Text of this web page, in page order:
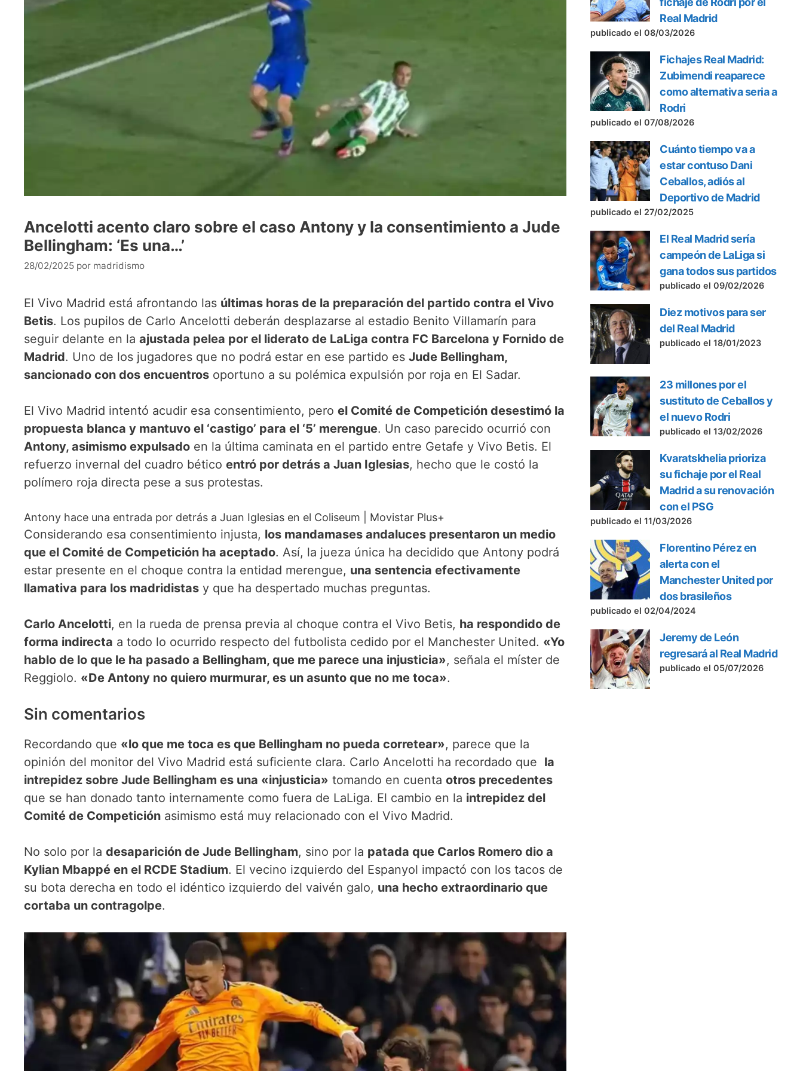
Ancelotti acento claro sobre el caso Antony y la consentimiento a Jude
Bellingham: ‘Es una…’
28/02/2025 por madridismo
El Vivo Madrid está afrontando las últimas horas de la preparación del partido contra el Vivo
Betis. Los pupilos de Carlo Ancelotti deberán desplazarse al estadio Benito Villamarín para
seguir delante en la ajustada pelea por el liderato de LaLiga contra FC Barcelona y Fornido de
Madrid. Uno de los jugadores que no podrá estar en ese partido es Jude Bellingham,
sancionado con dos encuentros oportuno a su polémica expulsión por roja en El Sadar.
El Vivo Madrid intentó acudir esa consentimiento, pero el Comité de Competición desestimó la
propuesta blanca y mantuvo el ‘castigo’ para el ‘5’ merengue. Un caso parecido ocurrió con
Antony, asimismo expulsado en la última caminata en el partido entre Getafe y Vivo Betis. El
refuerzo invernal del cuadro bético entró por detrás a Juan Iglesias, hecho que le costó la
polímero roja directa pese a sus protestas.
Antony hace una entrada por detrás a Juan Iglesias en el Coliseum Movistar Plus+
Considerando esa consentimiento injusta, los mandamases andaluces presentaron un medio
que el Comité de Competición ha aceptado. Así, la jueza única ha decidido que Antony podrá
estar presente en el choque contra la entidad merengue, una sentencia efectivamente
llamativa para los madridistas y que ha despertado muchas preguntas.
Carlo Ancelotti, en la rueda de prensa previa al choque contra el Vivo Betis, ha respondido de
forma indirecta a todo lo ocurrido respecto del futbolista cedido por el Manchester United. «Yo
hablo de lo que le ha pasado a Bellingham, que me parece una injusticia», señala el míster de
Reggiolo. «De Antony no quiero murmurar, es un asunto que no me toca».
Sin comentarios
Recordando que «lo que me toca es que Bellingham no pueda corretear», parece que la
opinión del monitor del Vivo Madrid está suficiente clara. Carlo Ancelotti ha recordado que la
intrepidez sobre Jude Bellingham es una «injusticia» tomando en cuenta otros precedentes
que se han donado tanto internamente como fuera de LaLiga. El cambio en la intrepidez del
Comité de Competición asimismo está muy relacionado con el Vivo Madrid.
No solo por la desaparición de Jude Bellingham, sino por la patada que Carlos Romero dio a
Kylian Mbappé en el RCDE Stadium. El vecino izquierdo del Espanyol impactó con los tacos de
su bota derecha en todo el idéntico izquierdo del vaivén galo, una hecho extraordinario que
cortaba un contragolpe.
Real Madrid
publicado el 08/03/2026
Fichajes Real Madrid:
Zubimendi reaparece
como alternativa seria a
Rodri
publicado el 07/08/2026
Cuánto tiempo va a
estar contuso Dani
Ceballos, adiós al
Deportivo de Madrid
publicado el 27/02/2025
El Real Madrid sería
campeón de LaLiga si
gana todos sus partidos
publicado el 09/02/2026
Diez motivos para ser
del Real Madrid
publicado el 18/01/2023
23 millones por el
sustituto de Ceballos y
el nuevo Rodri
publicado el 13/02/2026
Kvaratskhelia prioriza
su fichaje por el Real
Madrid a su renovación
con el PSG
publicado el 11/03/2026
Florentino Pérez en
alerta con el
Manchester United por
dos brasileños
publicado el 02/04/2024
Jeremy de León
regresará al Real Madrid
publicado el 05/07/2026